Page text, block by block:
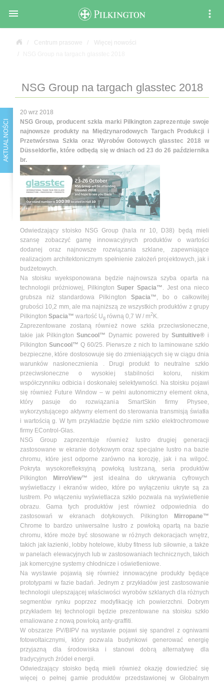

Centrum prasowe
Więcej nowości
NSG Group na targach glasstec 2018
AKTUALNOŚCI
20 wrz 2018
NSG Group, producent szkła marki Pilkington zaprezentuje swoje
najnowsze produkty na Międzynarodowych Targach Produkcji i
Przetwórstwa Szkła oraz Wyrobów Gotowych glasstec 2018 w
Düsseldorfie, które odbędą się w dniach od 23 do 26 października
br.
Odwiedzający stoisko NSG Group (hala nr 10, D38) będą mieli
szansę zobaczyć gamę innowacyjnych produktów o wartości
dodanej oraz najnowsze rozwiązania szklane, zapewniające
realizacjom architektonicznym spełnienie założeń projektowych, jak i
budżetowych.
Na stoisku wyeksponowana będzie najnowsza szyba oparta na
technologii próżniowej, PilkingtonSuper Spacia™ . Jest ona nieco
grubsza niż standardowa Pilkington Spacia™ , bo o całkowitej
grubości 10,2 mm, ale ma najniższą ze wszystkich produktów z grupy
PilkingtonSpacia™ wartość Ugrówną 0,7 W / m2K.
Zaprezentowane zostaną również nowe szkła przeciwsłoneczne,
takie jak PilkingtonSuncool™ Dynamic powered bySuntuitive® i
PilkingtonSuncool™ Q 60/25. Pierwsze z nich to laminowane szkło
bezpieczne, które dostosowuje się do zmieniających się w ciągu dnia
warunków nasłonecznienia . Drugi produkt to neutralne szkło
przeciwsłoneczne o wysokiej stabilności koloru, niskim
współczynniku odbicia i doskonałej selektywności. Na stoisku pojawi
się również Future Window – w pełni autonomiczny element okna,
który pasuje do rozwiązania SmartSkin firmy Physee,
wykorzystującego aktywny element do sterowania transmisją światła
i wartością g. W tym przykładzie będzie nim szkło elektrochromowe
firmy EControl-Glas.
NSG Group zaprezentuje również lustro drugiej generacji
zastosowane w ekranie dotykowym oraz specjalne lustro na bazie
chromu, które jest odporne zarówno na korozję, jak i na wilgoć.
Pokryta wysokorefleksyjną powłoką lustrzaną, seria produktów
Pilkington MirroView™ jest idealna do ukrywania cyfrowych
wyświetlaczy i ekranów wideo, które po wyłączeniu ukryte są za
lustrem. Po włączeniu wyświetlacza szkło pozwala na wyświetlenie
obrazu. Gama tych produktów jest również odpowiednia do
zastosowań w ekranach dotykowych. Pilkington Mirropane™
Chrome to bardzo uniwersalne lustro z powłoką opartą na bazie
chromu, które może być stosowane w różnych dekoracjach wnętrz,
takich jak łazienki, lobby hotelowe, kluby fitness lub siłownie, a także
w panelach elewacyjnych lub w zastosowaniach technicznych, takich
jak komercyjne systemy chłodnicze i oświetleniowe.
Na wystawie pojawią się również innowacyjne produkty będące
prototypami w fazie badań. Jednym z przykładów jest zastosowanie
technologii ulepszającej właściwości wyrobów szklanych dla różnych
segmentów rynku poprzez modyfikację ich powierzchni. Dobrym
przykładem tej technologii będzie prezentowane na stoisku szkło
emaliowane z nową powłoką anty-graffiti.
W obszarze PV/BIPV na wystawie pojawi się spandrel z ogniwami
fotowoltaicznymi, który pozwala budynkowi generować energię
przyjazną dla środowiska i stanowi dobrą alternatywę dla
tradycyjnych źródeł energii.
Odwiedzający stoisko będą mieli również okazję dowiedzieć się
więcej o pełnej gamie produktów przedstawionej w Globalnym